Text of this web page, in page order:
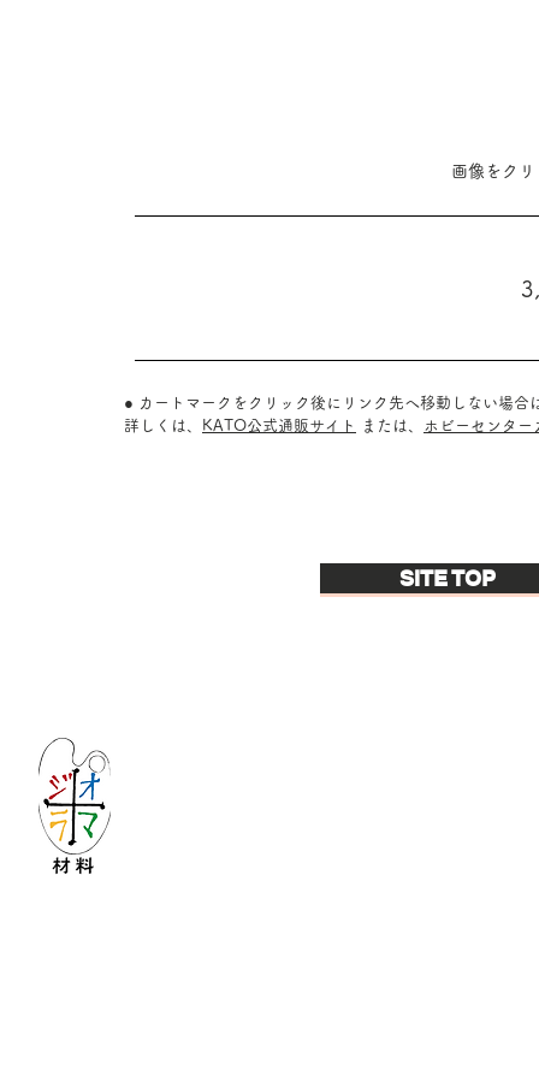
画像をク
● カートマークをクリック後にリンク先へ移動しない場
詳しくは、
KATO公式通販サイト または、 ホビーセンター
SITE TOP